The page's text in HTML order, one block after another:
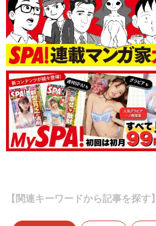
【関連キーワードから記事を探す】